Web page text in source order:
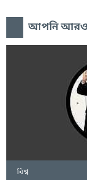
আপনি আরও
বিশ্ব